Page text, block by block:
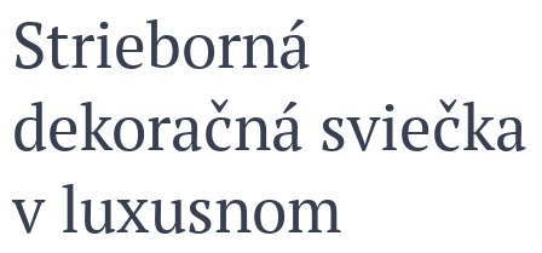
Strieborná
dekoračná sviečka
v luxusnom